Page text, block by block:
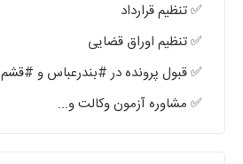
✅ تنظیم قرارداد
✅ تنظیم اوراق قضایی
✅ قبول پرونده در #بندرعباس و #قشم
✅ مشاوره آزمون وکالت و...